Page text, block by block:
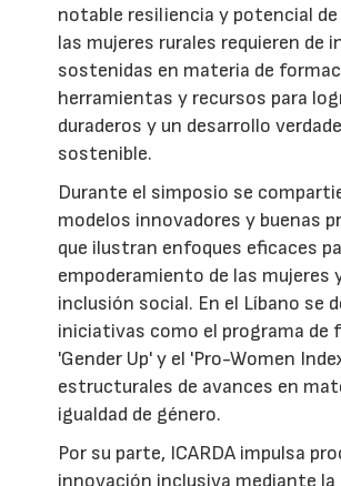
notable resiliencia y potencial
las mujeres rurales requieren de
sostenidas en materia de
herramientas y recursos para
duraderos y un desarrollo
sostenible.
Durante el simposio se
modelos innovadores y buenas
que ilustran enfoques eficaces
empoderamiento de las mujeres
inclusión social. En el Líbano se
iniciativas como el programa de
'Gender Up' y el 'Pro-Women
estructurales de avances en
igualdad de género.
Por su parte, ICARDA impulsa
innovación inclusiva mediante la